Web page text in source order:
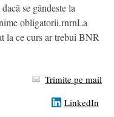
se gândeste la
obligatorii.rnrnLa
la ce curs ar trebui BNR
Trimite pe mail
LinkedIn